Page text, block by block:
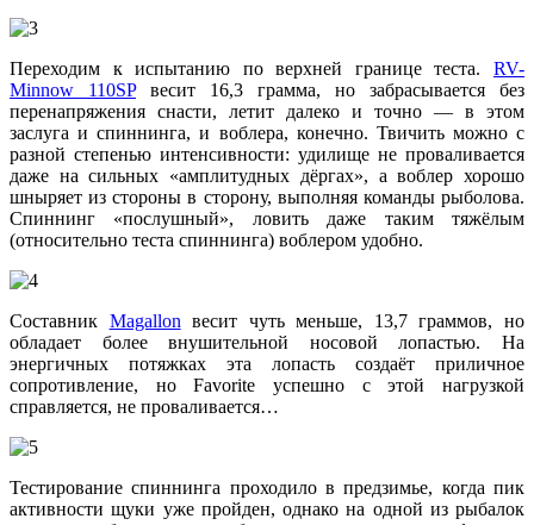
Переходим к испытанию по верхней границе теста. RV-
Minnow 110SPвесит 16,3 грамма, но забрасывается без
перенапряжения снасти, летит далеко и точно — в этом
заслуга и спиннинга, и воблера, конечно. Твичить можно с
разной степенью интенсивности: удилище не проваливается
даже на сильных «амплитудных дёргах», а воблер хорошо
шныряет из стороны в сторону, выполняя команды рыболова.
Спиннинг «послушный», ловить даже таким тяжёлым
(относительно теста спиннинга) воблером удобно.
Составник Magallon весит чуть меньше, 13,7 граммов, но
обладает более внушительной носовой лопастью. На
энергичных потяжках эта лопасть создаёт приличное
сопротивление, но Favorite успешно с этой нагрузкой
справляется, не проваливается…
Тестирование спиннинга проходило в предзимье, когда пик
активности щуки уже пройден, однако на одной из рыбалок